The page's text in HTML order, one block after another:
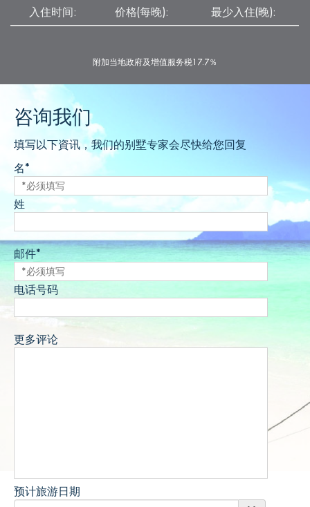
入住时间: 价格(每晚): 最少入住(晚):
附加当地政府及增值服务税17.7％
咨询我们
填写以下資讯，我们的别墅专家会尽快给您回复
名*
姓
邮件*
电话号码
更多评论
预计旅游日期